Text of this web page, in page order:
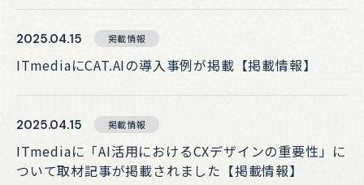
2025.04.15 掲載情報
ITmediaにCAT.AIの導入事例が掲載【掲載情報】
2025.04.15 掲載情報
ITmediaに「AI活用におけるCXデザインの重要性」に
ついて取材記事が掲載されました【掲載情報】